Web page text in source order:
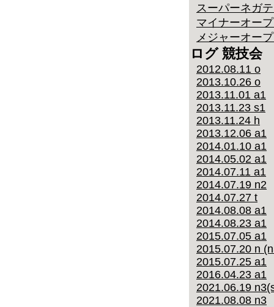
スーパーネガ
マイナーオー
メジャーオー
ログ 競技会
2012.08.11 o
2013.10.26 o
2013.11.01 a1
2013.11.23 s1
2013.11.24 h
2013.12.06 a1
2014.01.10 a1
2014.05.02 a1
2014.07.11 a1
2014.07.19 n2
2014.07.27 t
2014.08.08 a1
2014.08.23 a1
2015.07.05 a1
2015.07.20 n
2015.07.25 a1
2016.04.23 a1
2021.06.19
2021.08.08 n3